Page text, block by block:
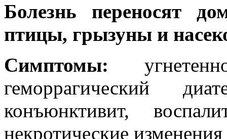
Болезнь переносят
птицы, грызуны и
Симптомы:
геморрагический
конъюнктивит,
некротические